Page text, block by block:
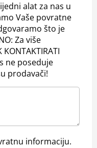
alat za nas u
Vaše povratne
što je
Za više
ne poseduje
prodavači!
informaciju.